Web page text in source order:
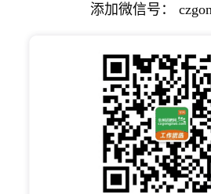
添加微信号：
长按或截图扫
接收更多招聘
关闭